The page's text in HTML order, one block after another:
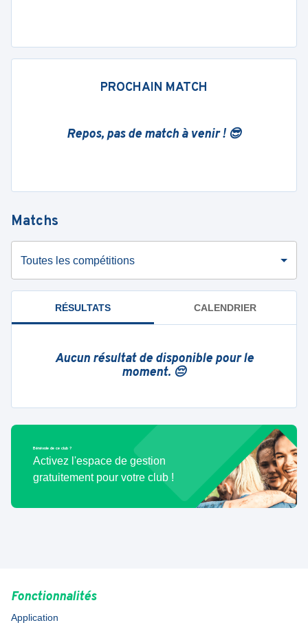
PROCHAIN MATCH
Repos, pas de match à venir ! 😎
Matchs
Toutes les compétitions
RÉSULTATS CALENDRIER
Aucun résultat de disponible pour le
moment. 😔
Bénévole de ce club ?
Activez l'espace de gestion
gratuitement pour votre club !
Fonctionnalités
Application